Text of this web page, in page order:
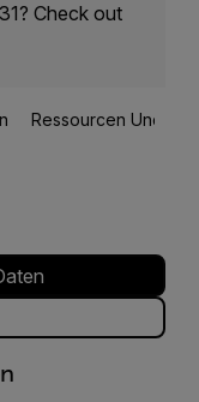
Check out
Ressourcen Und